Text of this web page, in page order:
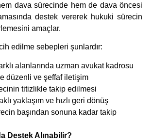
dava sürecinde hem de dava öncesi
destek vererek hukuki sürecin
amaçlar.
edilme sebepleri şunlardır:
alanlarında uzman avukat kadrosu
düzenli ve şeffaf iletişim
titizlikle takip edilmesi
yaklaşım ve hızlı geri dönüş
başından sonuna kadar takip
Destek Alınabilir?